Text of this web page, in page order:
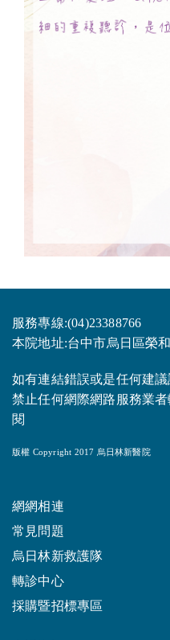
服務專線:(04)23388766
本院地址:台中市烏日區榮
如有連結錯誤或是任何建議
禁止任何網際網路服務業
閱
版權 Copyright 2017 烏日林新醫院
網網相連
常見問題
烏日林新救護隊
轉診中心
採購暨招標專區